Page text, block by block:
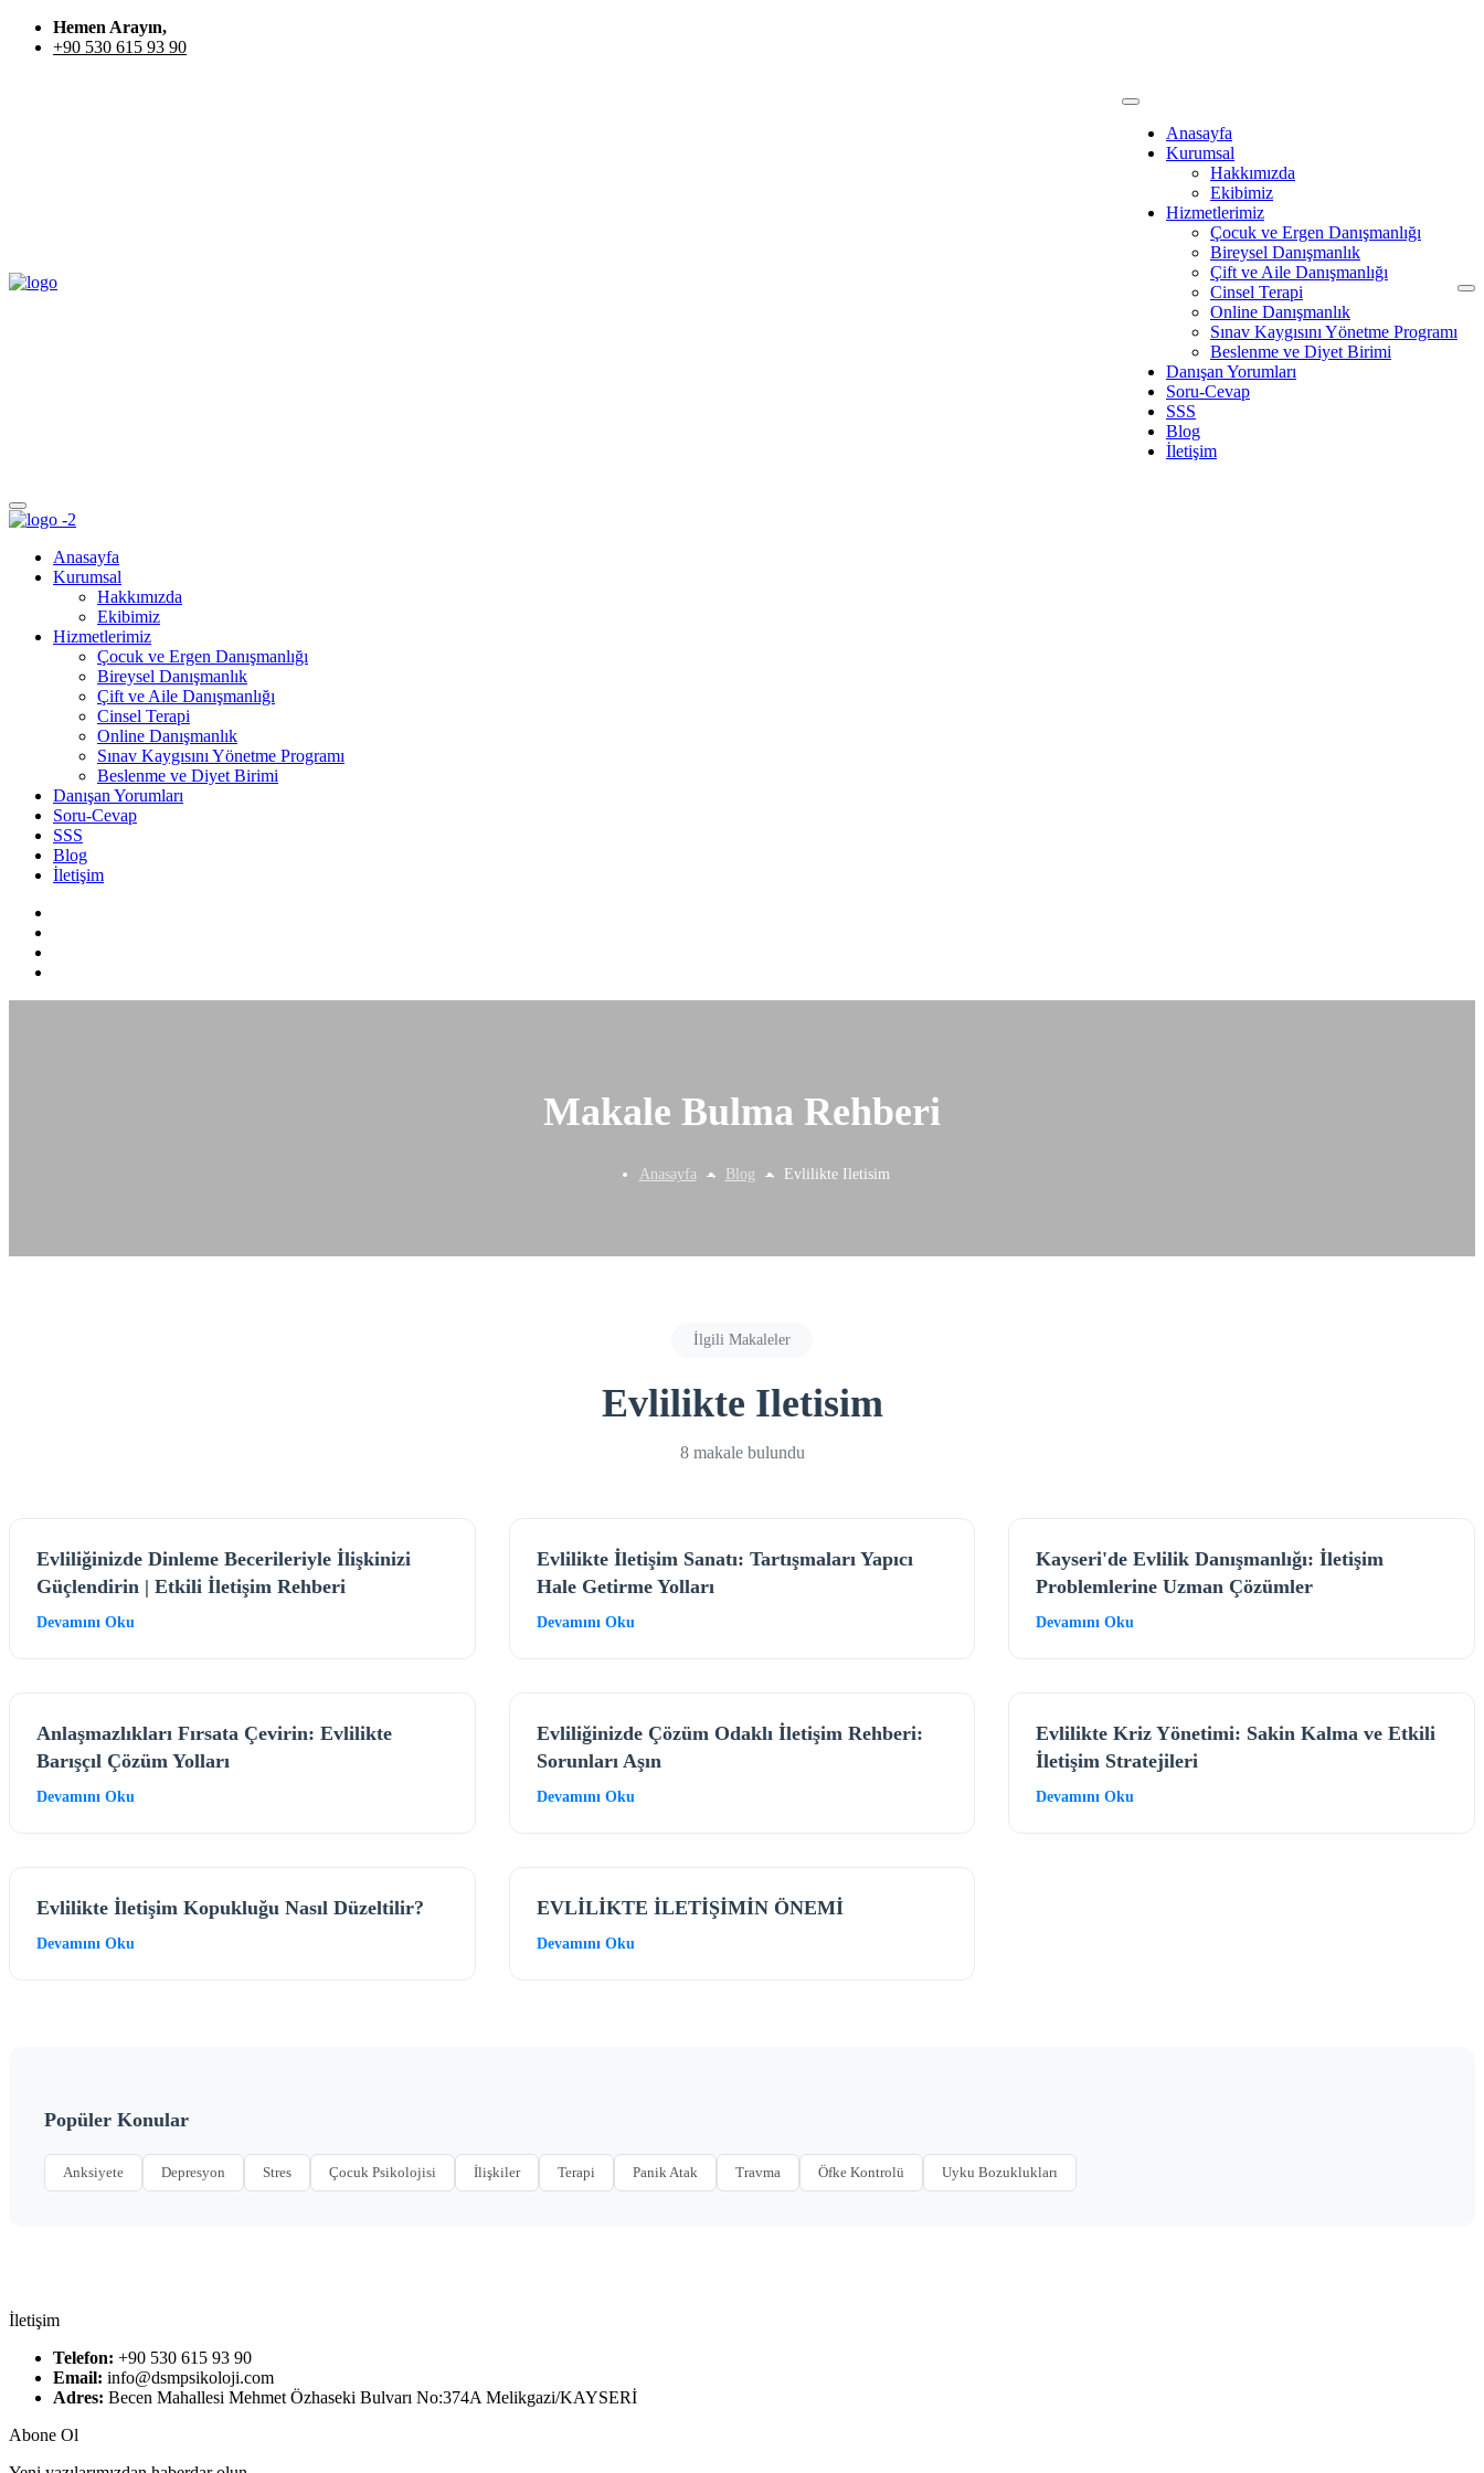
Hemen Arayın,
+90 530 615 93 90
Anasayfa
Kurumsal
Hakkımızda
Ekibimiz
Hizmetlerimiz
Çocuk ve Ergen Danışmanlığı
Bireysel Danışmanlık
Çift ve Aile Danışmanlığı
Cinsel Terapi
Online Danışmanlık
Sınav Kaygısını Yönetme Programı
Beslenme ve Diyet Birimi
Danışan Yorumları
Soru-Cevap
SSS
Blog
İletişim
Anasayfa
Kurumsal
Hakkımızda
Ekibimiz
Hizmetlerimiz
Çocuk ve Ergen Danışmanlığı
Bireysel Danışmanlık
Çift ve Aile Danışmanlığı
Cinsel Terapi
Online Danışmanlık
Sınav Kaygısını Yönetme Programı
Beslenme ve Diyet Birimi
Danışan Yorumları
Soru-Cevap
SSS
Blog
İletişim
Makale Bulma Rehberi
Anasayfa Blog Evlilikte Iletisim
İlgili Makaleler
Evlilikte Iletisim
8 makale bulundu
Evliliğinizde Dinleme Becerileriyle İlişkinizi
Güçlendirin | Etkili İletişim Rehberi
Devamını Oku
Evlilikte İletişim Sanatı: Tartışmaları Yapıcı
Hale Getirme Yolları
Devamını Oku
Kayseri'de Evlilik Danışmanlığı: İletişim
Problemlerine Uzman Çözümler
Devamını Oku
Anlaşmazlıkları Fırsata Çevirin: Evlilikte
Barışçıl Çözüm Yolları
Devamını Oku
Evliliğinizde Çözüm Odaklı İletişim Rehberi:
Sorunları Aşın
Devamını Oku
Evlilikte Kriz Yönetimi: Sakin Kalma ve Etkili
İletişim Stratejileri
Devamını Oku
Evlilikte İletişim Kopukluğu Nasıl Düzeltilir?
Devamını Oku
EVLİLİKTE İLETİŞİMİN ÖNEMİ
Devamını Oku
Popüler Konular
Anksiyete Depresyon Stres Çocuk Psikolojisi İlişkiler Terapi Panik Atak Travma Öfke Kontrolü Uyku Bozuklukları
İletişim
Telefon: +90 530 615 93 90
Email: info@dsmpsikoloji.com
Adres: Becen Mahallesi Mehmet Özhaseki Bulvarı No:374A Melikgazi/KAYSERİ
Abone Ol